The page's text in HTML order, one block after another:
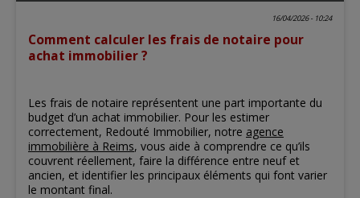
16/04/2026 - 10:24
Comment calculer les frais de notaire pour
achat immobilier ?
Les frais de notaire représentent une part importante du
budget d’un achat immobilier. Pour les estimer
correctement, Redouté Immobilier, notre agence
immobilière à Reims, vous aide à comprendre ce qu’ils
couvrent réellement, faire la différence entre neuf et
ancien, et identifier les principaux éléments qui font varier
le montant final.